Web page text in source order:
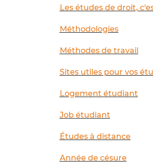
Les études de droit,
Méthodologies
Méthodes de travail
Sites utiles pour vos
Logement étudiant
Job étudiant
Études à distance
Année de césure